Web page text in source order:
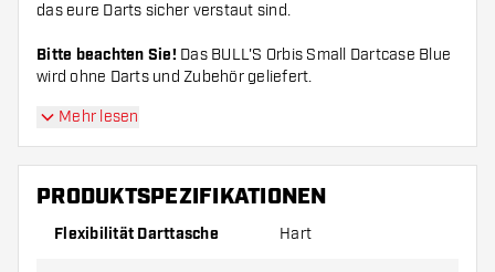
das eure Darts sicher verstaut sind.
Bitte beachten Sie! Das BULL'S Orbis Small Dartcase Blue
wird ohne Darts und Zubehör geliefert.
Mehr lesen
PRODUKTSPEZIFIKATIONEN
Flexibilität Darttasche Hart